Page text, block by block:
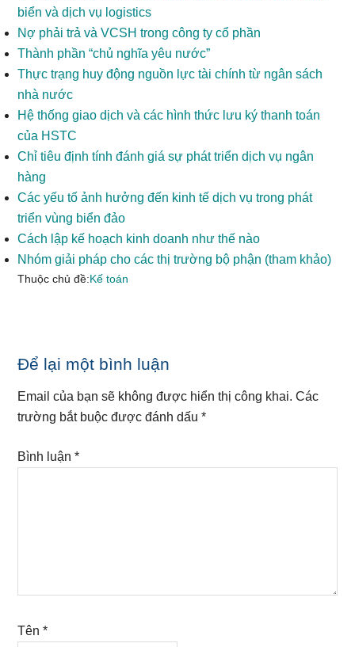
biển và dịch vụ logistics
Nợ phải trả và VCSH trong công ty cổ phần
Thành phần “chủ nghĩa yêu nước”
Thực trạng huy động nguồn lực tài chính từ ngân sách
nhà nước
Hệ thống giao dịch và các hình thức lưu ký thanh toán
của HSTC
Chỉ tiêu định tính đánh giá sự phát triển dịch vụ ngân
hàng
Các yếu tố ảnh hưởng đến kinh tế dịch vụ trong phát
triển vùng biển đảo
Cách lập kế hoạch kinh doanh như thế nào
Nhóm giải pháp cho các thị trường bộ phận (tham khảo)
Thuộc chủ đề:Kế toán
Reader
Interactions
Để lại một bình luận
Email của bạn sẽ không được hiển thị công khai. Các
trường bắt buộc được đánh dấu*
Bình luận*
Tên*